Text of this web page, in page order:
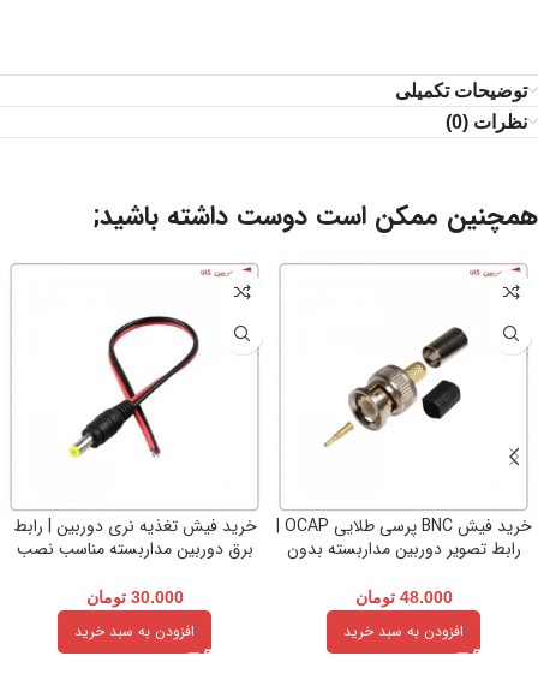
توضیحات تکمیلی
نظرات (0)
همچنین ممکن است دوست داشته باشید;
خرید فیش BNC پرسی طلایی OCAP |
رابط تصویر دوربین مداربسته بدون
48.000 تومان
افزودن به سبد خرید
خرید فیش تغذیه نری دوربین | رابط
برق دوربین مداربسته مناسب نصب
30.000 تومان
افزودن به سبد خرید